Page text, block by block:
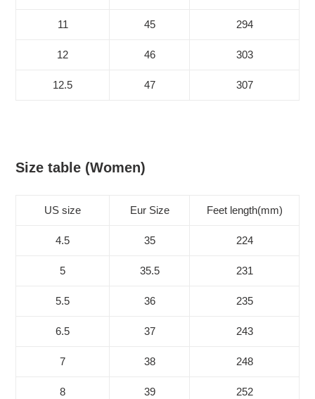
11 45 294
12 46 303
12.5 47 307
Size table (Women)
US size Eur Size Feet length(mm)
4.5 35 224
5 35.5 231
5.5 36 235
6.5 37 243
7 38 248
8 39 252